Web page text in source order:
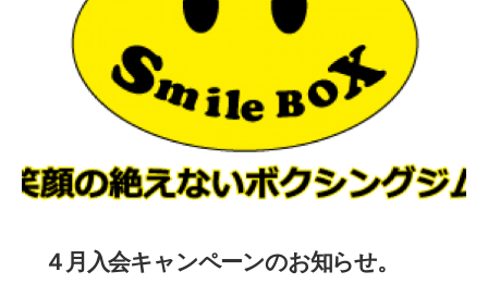
４月入会キャンペーンのお知らせ。